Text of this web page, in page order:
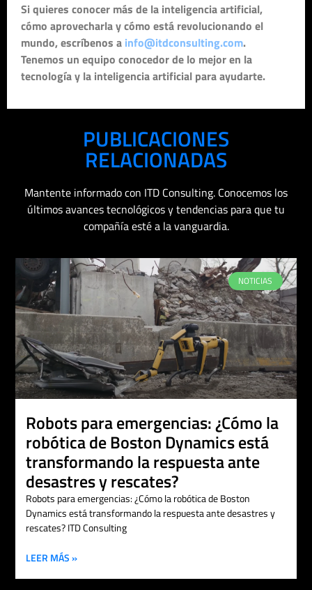
Si quieres conocer más de la inteligencia artificial,
cómo aprovecharla y cómo está revolucionando el
mundo, escríbenos a info@itdconsulting.com.
Tenemos un equipo conocedor de lo mejor en la
tecnología y la inteligencia artificial para ayudarte.
PUBLICACIONES
RELACIONADAS
Mantente informado con ITD Consulting. Conocemos los
últimos avances tecnológicos y tendencias para que tu
compañía esté a la vanguardia.
NOTICIAS
Robots para emergencias: ¿Cómo la
robótica de Boston Dynamics está
transformando la respuesta ante
desastres y rescates?
Robots para emergencias: ¿Cómo la robótica de Boston
Dynamics está transformando la respuesta ante desastres y
rescates? ITD Consulting
LEER MÁS »